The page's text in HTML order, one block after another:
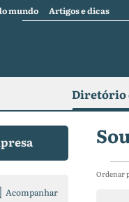
mundo Artigos e dicas
Diretório
Ordenar
Acompanhar